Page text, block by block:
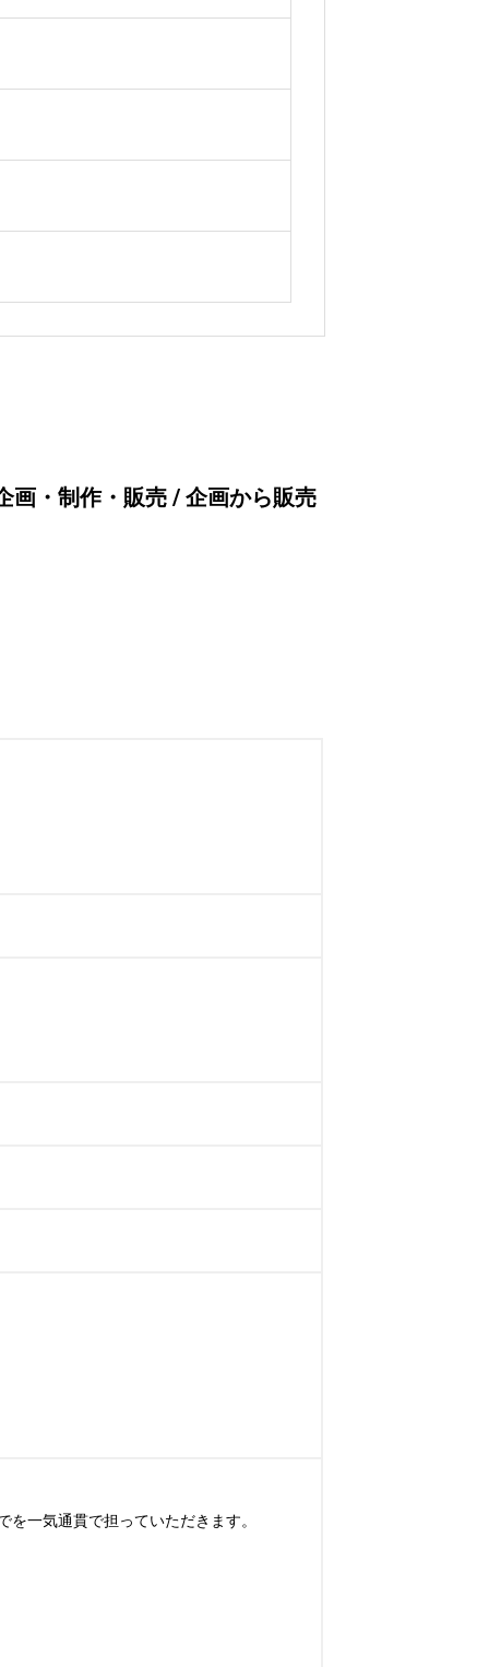
画・制作・販売 / 企画から販売
一気通貫で担っていただきます。